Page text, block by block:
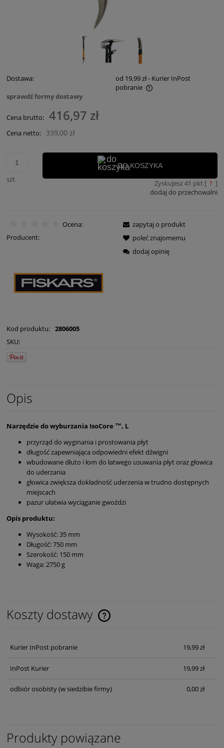
Dostawa: od 19,99 zł- Kurier InPost
pobranie
Cena nie zawiera ewentualnych kosztów płatności
sprawdź formy dostawy
Cena brutto: 416,97 zł
Cena netto: 339,00 zł
szt.
DO KOSZYKA
Zyskujesz41 pkt [ ? ]
dodaj do przechowalni
Ocena:
Producent:
Kod produktu: 2806005
SKU:
zapytaj o produkt
poleć znajomemu
dodaj opinię
Opis
Narzędzie do wyburzania IsoCore ™, L
przyrząd do wyginania i prostowania płyt
długość zapewniająca odpowiedni efekt dźwigni
wbudowane dłuto i łom do łatwego usuwania płyt oraz głowica
do uderzania
głowica zwiększa dokładność uderzenia w trudno dostępnych
miejscach
pazur ułatwia wyciąganie gwoździ
Opis produktu:
Wysokość: 35 mm
Długość: 750 mm
Szerokość: 150 mm
Waga: 2750 g
Koszty dostawy
Cena nie zawiera ewentualnych kosztów płatności
Kurier InPost pobranie 19,99 zł
InPost Kurier 19,99 zł
odbiór osobisty(w siedzibie firmy) 0,00 zł
Produkty powiązane